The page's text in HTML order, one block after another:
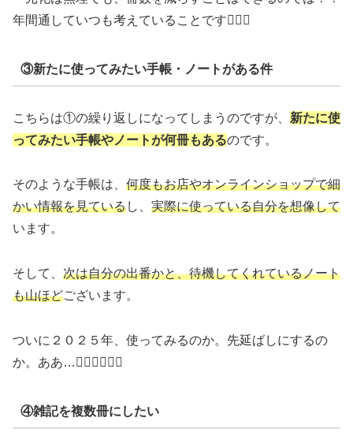
年間通していつも考えていることです🤦🏻‍♀️
③新たに使ってみたい手帳・ノートがある件
こちらは①の繰り返しになってしまうのですが、 新たに使
ってみたい手帳やノートが何冊もあるのです。
そのような手帳は、 何度もお店やオンラインショップで細
かい情報を見ているし、 実際に使っている自分を想像して
います。
そして、 次は自分の出番かと、待機してくれているノート
も山ほどございます。
ついに２０２５年、使ってみるのか。先延ばしにするの
か。ああ…🤦🏻‍♀️🤦🏻‍♀️
④雑記を複数冊にしたい